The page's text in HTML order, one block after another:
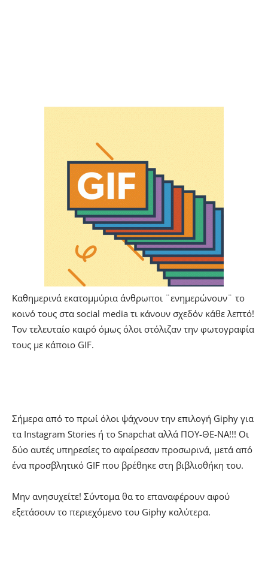
Καθημερινά εκατομμύρια άνθρωποι ¨ενημερώνουν¨ το
κοινό τους στα social media τι κάνουν σχεδόν κάθε λεπτό!
Τον τελευταίο καιρό όμως όλοι στόλιζαν την φωτογραφία
τους με κάποιο GIF.
Σήμερα από το πρωί όλοι ψάχνουν την επιλογή Giphy για
τα Instagram Stories ή το Snapchat αλλά ΠΟΥ-ΘΕ-ΝΑ!!! Οι
δύο αυτές υπηρεσίες το αφαίρεσαν προσωρινά, μετά από
ένα προσβλητικό GIF που βρέθηκε στη βιβλιοθήκη του.
Μην ανησυχείτε! Σύντομα θα το επαναφέρουν αφού
εξετάσουν το περιεχόμενο του Giphy καλύτερα.